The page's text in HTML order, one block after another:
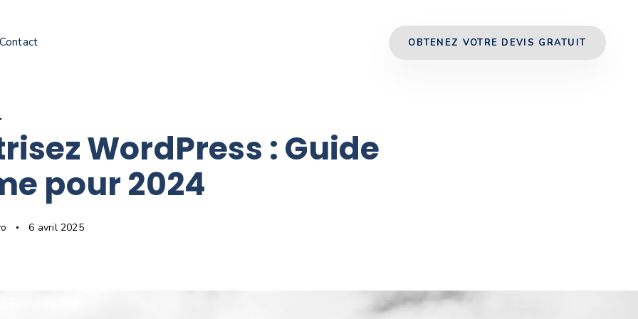
Contact OBTENEZ VOTRE DEVIS GRATUIT
WordPress : Guide
pour 2024
6 avril 2025